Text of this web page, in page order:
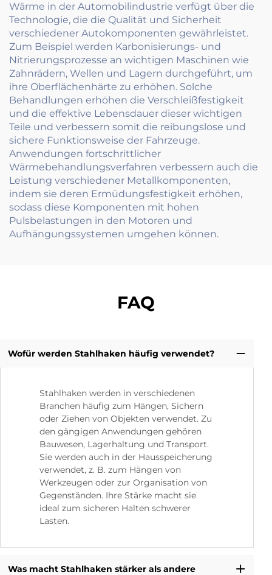
Wärme in der Automobilindustrie verfügt über die
Technologie, die die Qualität und Sicherheit
verschiedener Autokomponenten gewährleistet.
Zum Beispiel werden Karbonisierungs- und
Nitrierungsprozesse an wichtigen Maschinen wie
Zahnrädern, Wellen und Lagern durchgeführt, um
ihre Oberflächenhärte zu erhöhen. Solche
Behandlungen erhöhen die Verschleißfestigkeit
und die effektive Lebensdauer dieser wichtigen
Teile und verbessern somit die reibungslose und
sichere Funktionsweise der Fahrzeuge.
Anwendungen fortschrittlicher
Wärmebehandlungsverfahren verbessern auch die
Leistung verschiedener Metallkomponenten,
indem sie deren Ermüdungsfestigkeit erhöhen,
sodass diese Komponenten mit hohen
Pulsbelastungen in den Motoren und
Aufhängungssystemen umgehen können.
FAQ
Wofür werden Stahlhaken häufig verwendet?
Stahlhaken werden in verschiedenen
Branchen häufig zum Hängen, Sichern
oder Ziehen von Objekten verwendet. Zu
den gängigen Anwendungen gehören
Bauwesen, Lagerhaltung und Transport.
Sie werden auch in der Hausspeicherung
verwendet, z. B. zum Hängen von
Werkzeugen oder zur Organisation von
Gegenständen. Ihre Stärke macht sie
ideal zum sicheren Halten schwerer
Lasten.
Was macht Stahlhaken stärker als andere